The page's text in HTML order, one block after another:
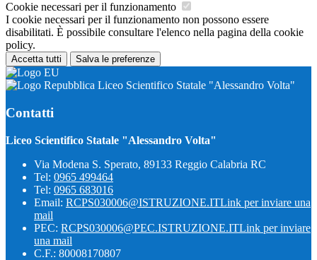
Cookie necessari per il funzionamento
I cookie necessari per il funzionamento non possono essere
disabilitati. È possibile consultare l'elenco nella pagina della cookie
policy.
Accetta tutti Salva le preferenze
Liceo Scientifico Statale "Alessandro Volta"
Contatti
Liceo Scientifico Statale "Alessandro Volta"
Via Modena S. Sperato, 89133 Reggio Calabria RC
Tel: 0965 499464
Tel: 0965 683016
Email: RCPS030006@ISTRUZIONE.ITLink per inviare una
mail
PEC: RCPS030006@PEC.ISTRUZIONE.ITLink per inviare
una mail
C.F.: 80008170807